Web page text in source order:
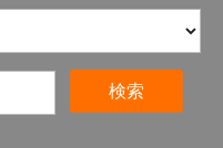
検索